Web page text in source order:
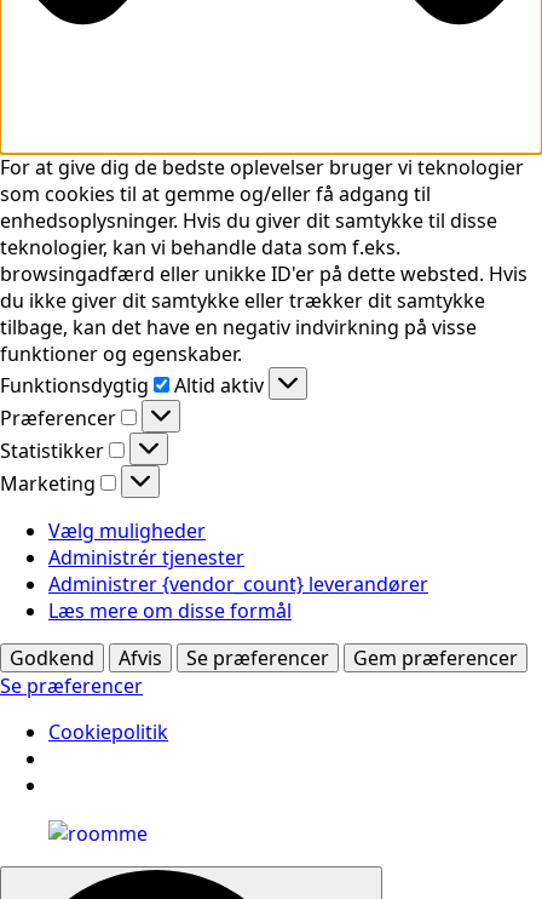
For at give dig de bedste oplevelser bruger vi teknologier
som cookies til at gemme og/eller få adgang til
enhedsoplysninger. Hvis du giver dit samtykke til disse
teknologier, kan vi behandle data som f.eks.
browsingadfærd eller unikke ID'er på dette websted. Hvis
du ikke giver dit samtykke eller trækker dit samtykke
tilbage, kan det have en negativ indvirkning på visse
funktioner og egenskaber.
Funktionsdygtig
Funktionsdygtig
Altid aktiv
Præferencer
Præferencer
Statistikker
Statistikker
Marketing
Marketing
Vælg muligheder
Administrér tjenester
Administrer {vendor_count} leverandører
Læs mere om disse formål
Godkend
Afvis Se præferencer
Gem præferencer
Se præferencer
Cookiepolitik
Search